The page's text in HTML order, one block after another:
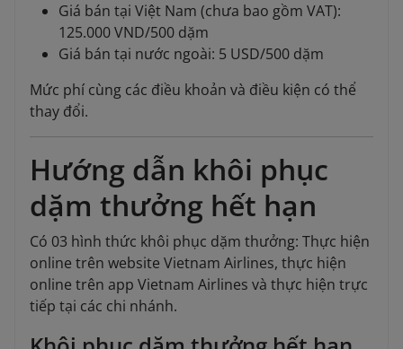
Giá bán tại Việt Nam (chưa bao gồm VAT):
125.000 VND/500 dặm
Giá bán tại nước ngoài: 5 USD/500 dặm
Mức phí cùng các điều khoản và điều kiện có thể
thay đổi.
Hướng dẫn khôi phục
dặm thưởng hết hạn
Có 03 hình thức khôi phục dặm thưởng: Thực hiện
online trên website Vietnam Airlines, thực hiện
online trên app Vietnam Airlines và thực hiện trực
tiếp tại các chi nhánh.